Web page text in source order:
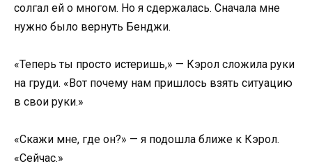
солгал ей о многом. Но я сдержалась. Сначала мне
нужно было вернуть Бенджи.
«Теперь ты просто истеришь,» — Кэрол сложила руки
на груди. «Вот почему нам пришлось взять ситуацию
в свои руки.»
«Скажи мне, где он?» — я подошла ближе к Кэрол.
«Сейчас.»